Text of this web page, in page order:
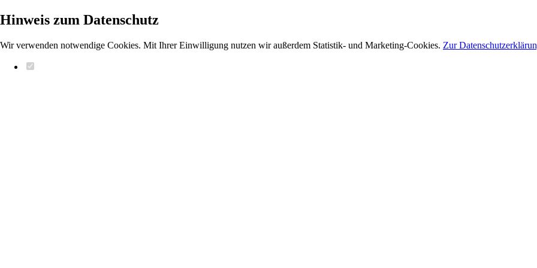
Hinweis zum Datenschutz
Wir verwenden notwendige Cookies. Mit Ihrer Einwilligung nutzen wir außerdem Statistik- und Marketing-Cookies. Zur